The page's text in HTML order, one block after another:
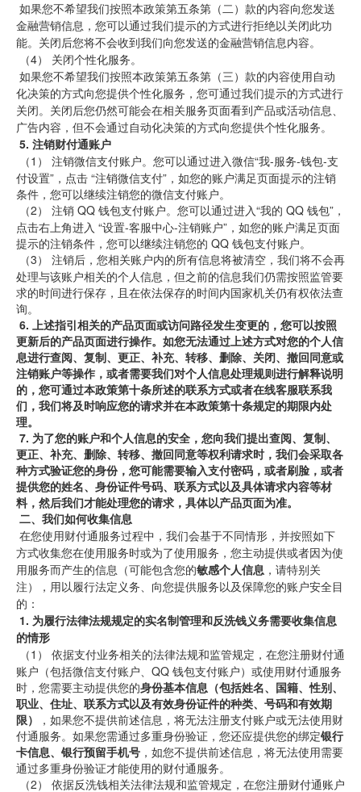
金融营销信息，您可以通过我们提示的方式进行拒绝以关闭此功
能。关闭后您将不会收到我们向您发送的金融营销信息内容。
（4） 关闭个性化服务。
化决策的方式向您提供个性化服务，您可通过我们提示的方式进行
关闭。关闭后您仍然可能会在相关服务页面看到产品或活动信息、
广告内容，但不会通过自动化决策的方式向您提供个性化服务。
5. 注销财付通账户
（1） 注销微信支付账户。您可以通过进入微信“我-服务-钱包-支
付设置”，点击 “注销微信支付”，如您的账户满足页面提示的注销
条件，您可以继续注销您的微信支付账户。
（2） 注销 QQ 钱包支付账户。您可以通过进入“我的 QQ 钱包”，
点击右上角进入 “设置-客服中心-注销账户”，如您的账户满足页面
提示的注销条件，您可以继续注销您的 QQ 钱包支付账户。
（3） 注销后，您相关账户内的所有信息将被清空，我们将不会再
处理与该账户相关的个人信息，但之前的信息我们仍需按照监管要
求的时间进行保存，且在依法保存的时间内国家机关仍有权依法查
询。
6. 上述指引相关的产品页面或访问路径发生变更的，您可以按照
更新后的产品页面进行操作。如您无法通过上述方式对您的个人信
息进行查阅、复制、更正、补充、转移、删除、关闭、撤回同意或
注销账户等操作，或者需要我们对个人信息处理规则进行解释说明
的，您可通过本政策第十条所述的联系方式或者在线客服联系我
们，我们将及时响应您的请求并在本政策第十条规定的期限内处
理。
7. 为了您的账户和个人信息的安全，您向我们提出查阅、复制、
更正、补充、删除、转移、撤回同意等权利请求时，我们会采取各
种方式验证您的身份，您可能需要输入支付密码，或者刷脸，或者
提供您的姓名、身份证件号码、联系方式以及具体请求内容等材
料，然后我们才能处理您的请求，具体以产品页面为准。
二、我们如何收集信息
方式收集您在使用服务时或为了使用服务，您主动提供或者因为使
用服务而产生的信息（可能包含您的敏感个人信息 ，请特别关
注），用以履行法定义务、向您提供服务以及保障您的账户安全目
的：
1. 为履行法律法规规定的实名制管理和反洗钱义务需要收集信息
的情形
（1） 依据支付业务相关的法律法规和监管规定，在您注册财付通
账户（包括微信支付账户、QQ 钱包支付账户）或使用财付通服务
时，您需要主动提供您的身份基本信息（包括姓名、国籍、性别、
职业、住址、联系方式以及有效身份证件的种类、号码和有效期
限）
，如果您不提供前述信息，将无法注册支付账户或无法使用财
付通服务。如果您需通过多重身份验证，您还应提供您的绑定银行
卡信息、银行预留手机号 ，如您不提供前述信息，将无法使用需要
通过多重身份验证才能使用的财付通服务。
（2） 依据反洗钱相关法律法规和监管规定，在您注册财付通账户